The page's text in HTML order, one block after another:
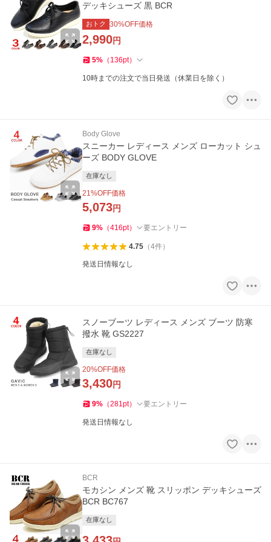
デッキシューズ 黒 BCR
おトク 30%OFF価格
2,990円
5% （ 136pt）
10時までの注文で当日発送（休業日を除く）
Body Glove
スニーカー レディース メンズ ローカット シュ
ーズ BODY GLOVE
在庫なし
21%OFF価格
5,073円
9% （416pt） 要エントリー
4.75（4件）
発送日情報なし
スノーブーツ レディース メンズ ブーツ 防寒
撥水 靴 GS2227
在庫なし
20%OFF価格
3,430円
9% （281pt） 要エントリー
発送日情報なし
BCR
モカシン メンズ 靴 スリッポン デッキシューズ
BCR BC767
在庫なし